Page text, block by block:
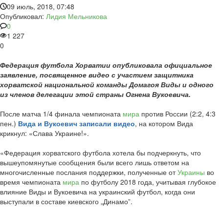
09 июль, 2018, 07:48
Опубликовал: Лидия Мельникова
0
1 227
0
Федерация футбола Хорватии опубликовала официальное
заявление, посвященное видео с участием защитника
хорватской национальной команды Домагоя Виды и одного
из членов делегации этой страны Огнена Вукоевича.
После матча 1/4 финала чемпионата мира против России (2:2, 4:3
пен.) Вида и Вукоевич записали видео, на котором Вида
крикнул: «Слава Украине!».
«Федерация хорватского футбола хотела бы подчеркнуть, что
вышеупомянутые сообщения были всего лишь ответом на
многочисленные послания поддержки, полученные отУкраины во
время чемпионата мира по футболу 2018 года, учитывая глубокое
влияние Виды и Вукоевича на украинский футбол, когда они
выступали в составе киевского „Динамо”.